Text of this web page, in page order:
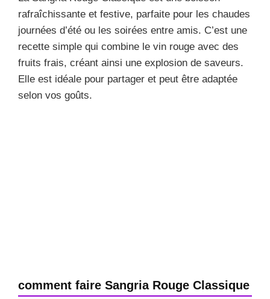
rafraîchissante et festive, parfaite pour les chaudes
journées d’été ou les soirées entre amis. C’est une
recette simple qui combine le vin rouge avec des
fruits frais, créant ainsi une explosion de saveurs.
Elle est idéale pour partager et peut être adaptée
selon vos goûts.
comment faire Sangria Rouge Classique